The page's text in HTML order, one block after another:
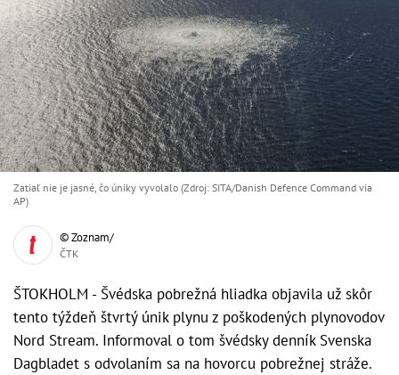
Zatiaľ nie je jasné, čo úniky vyvolalo (Zdroj: SITA/Danish Defence Command via
AP)
© Zoznam/
ČTK
ŠTOKHOLM - Švédska pobrežná hliadka objavila už skôr
tento týždeň štvrtý únik plynu z poškodených plynovodov
Nord Stream. Informoval o tom švédsky denník Svenska
Dagbladet s odvolaním sa na hovorcu pobrežnej stráže.